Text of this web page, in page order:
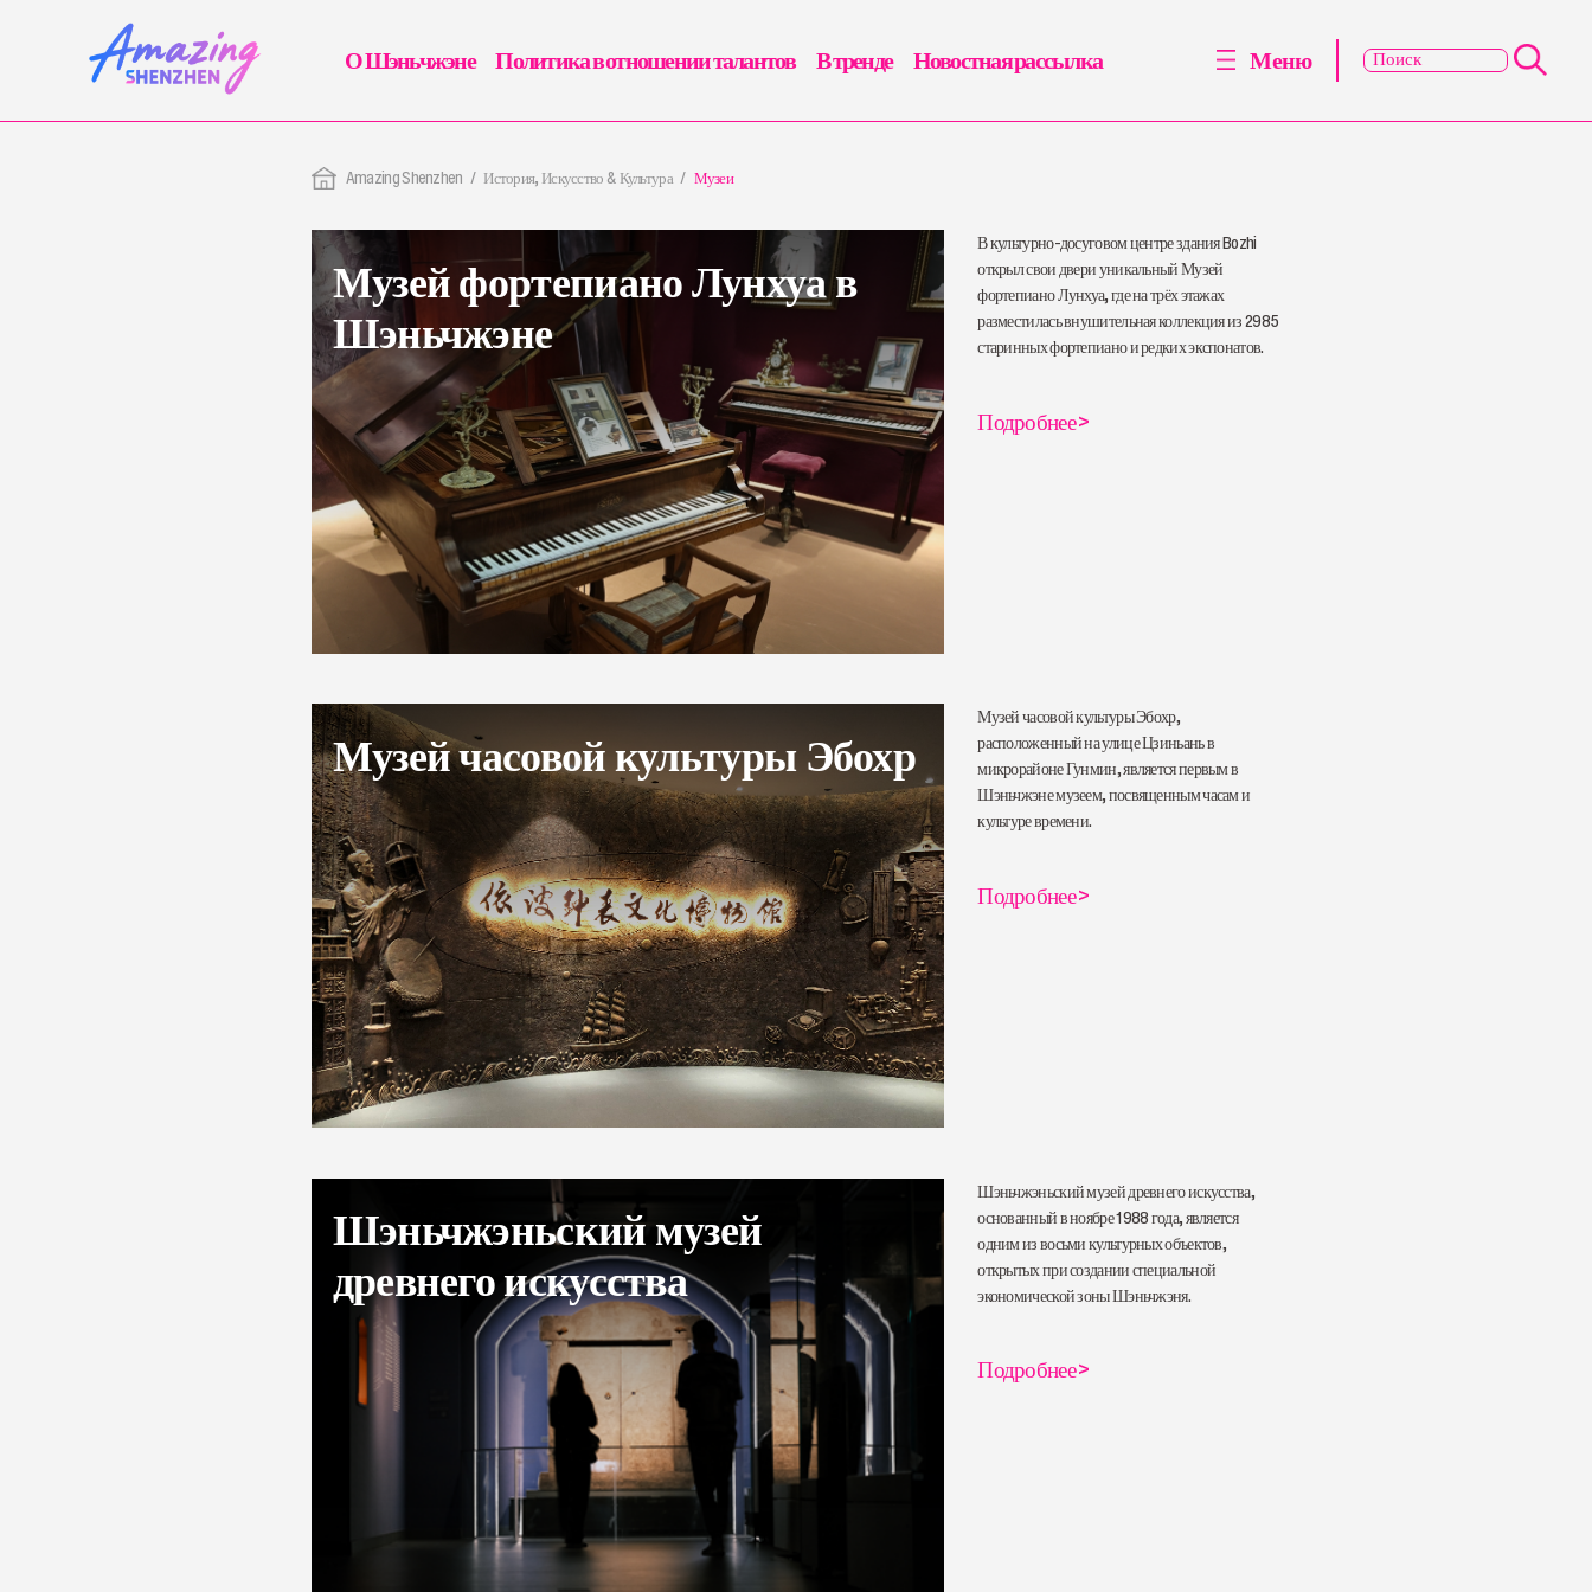
Amazing Shenzhen История, Искусство & Культура Музеи
Музей фортепиано Лунхуа в
Шэньчжэне
В культурно-досуговом центре здания Bozhi
открыл свои двери уникальный Музей
фортепиано Лунхуа, где на трёх этажах
разместилась внушительная коллекция из 2985
старинных фортепиано и редких экспонатов.
Подробнее>
Музей часовой культуры Эбохр
Музей часовой культуры Эбохр,
расположенный на улице Цзиньань в
микрорайоне Гунмин, является первым в
Шэньчжэне музеем, посвященным часам и
культуре времени.
Подробнее>
Шэньчжэньский музей
древнего искусства
Шэньчжэньский музей древнего искусства,
основанный в ноябре 1988 года, является
одним из восьми культурных объектов,
открытых при создании специальной
экономической зоны Шэньчжэня.
Подробнее>
О Шэньчжэне Политика в отношении талантов В тренде Новостная рассылка Меню